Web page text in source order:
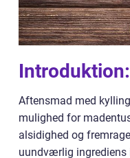
Introduktion:
Aftensmad med
mulighed for
alsidighed og
uundværlig ingrediens